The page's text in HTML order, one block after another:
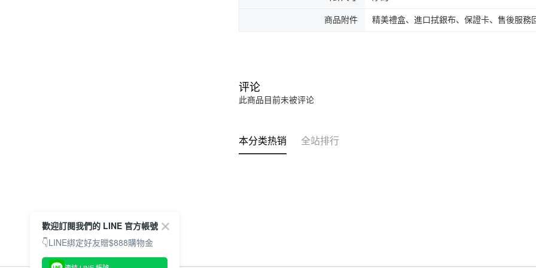
商品附件 精美禮盒、進口拭銀布、保證卡、售後服務
评论
此商品目前未被评论
本分类热销 全站排行
歡迎訂閱我們的 LINE 官方帳號
👇LINE綁定好友贈$888購物金